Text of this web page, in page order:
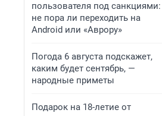
пользователя под санкциями:
не пора ли переходить на
Android или «Аврору»
Погода 6 августа подскажет,
каким будет сентябрь, —
народные приметы
Подарок на 18-летие от